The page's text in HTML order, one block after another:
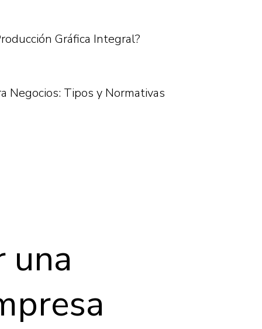
Gráfica Integral?
Negocios: Tipos y Normativas
una